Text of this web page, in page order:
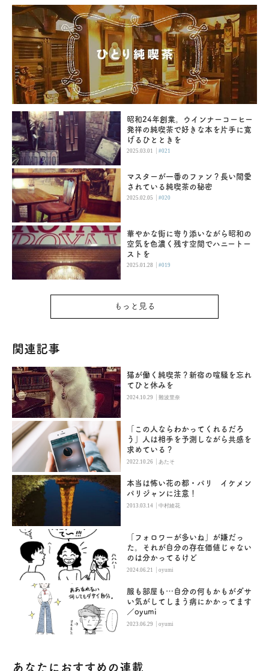
昭和24年創業。ウインナーコーヒー
発祥の純喫茶で好きな本を片手に寛
げるひとときを
2025.03.01 |#021
マスターが一番のファン？長い間愛
されている純喫茶の秘密
2025.02.05 |#020
華やかな街に寄り添いながら昭和の
空気を色濃く残す空間でハニートー
ストを
2025.01.28 |#019
もっと見る
関連記事
猫が働く純喫茶？新宿の喧騒を忘れ
てひと休みを
2024.10.29 |難波里奈
「この人ならわかってくれるだろ
う」人は相手を予測しながら共感を
求めている？
2022.10.26 | あたそ
本当は怖い花の都・パリ イケメン
パリジャンに注意！
2013.03.14 |中村綾花
「フォロワーが多いね」が嫌だっ
た。それが自分の存在価値じゃない
のは分かってるけど
2024.06.21 |oyumi
服も部屋も…自分の何もかもがダサ
い気がしてしまう病にかかってます
／oyumi
2023.06.29 |oyumi
あなたにおすすめの連載